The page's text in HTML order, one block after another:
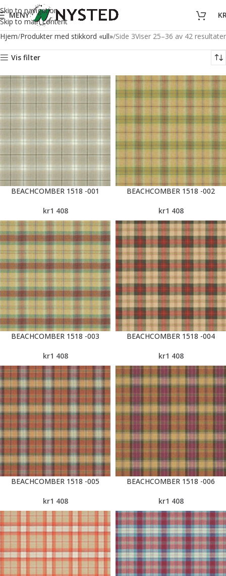
Skip to navigation
Skip to main content
MENY
Hjem Produkter med stikkord «ull» Side 3Viser 25–36 av 42 resultater
Vis filter
BEACHCOMBER 1518 -001
kr1 408
BEACHCOMBER 1518 -002
kr1 408
BEACHCOMBER 1518 -003
kr1 408
BEACHCOMBER 1518 -004
kr1 408
BEACHCOMBER 1518 -005
kr1 408
BEACHCOMBER 1518 -006
kr1 408